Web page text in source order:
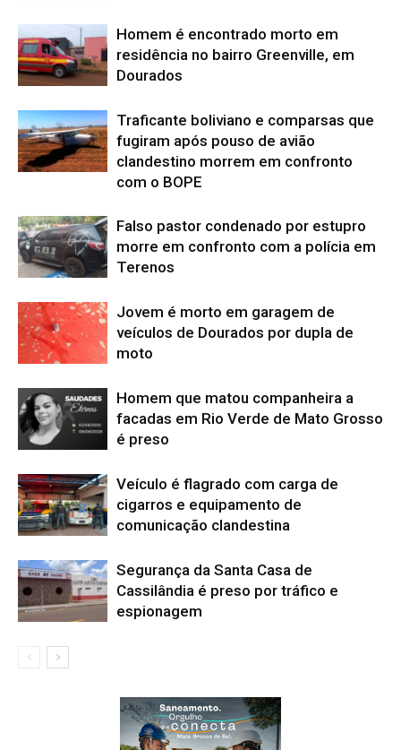
Homem é encontrado morto em
residência no bairro Greenville, em
Dourados
Traficante boliviano e comparsas que
fugiram após pouso de avião
clandestino morrem em confronto
com o BOPE
Falso pastor condenado por estupro
morre em confronto com a polícia em
Terenos
Jovem é morto em garagem de
veículos de Dourados por dupla de
moto
Homem que matou companheira a
facadas em Rio Verde de Mato Grosso
é preso
Veículo é flagrado com carga de
cigarros e equipamento de
comunicação clandestina
Segurança da Santa Casa de
Cassilândia é preso por tráfico e
espionagem